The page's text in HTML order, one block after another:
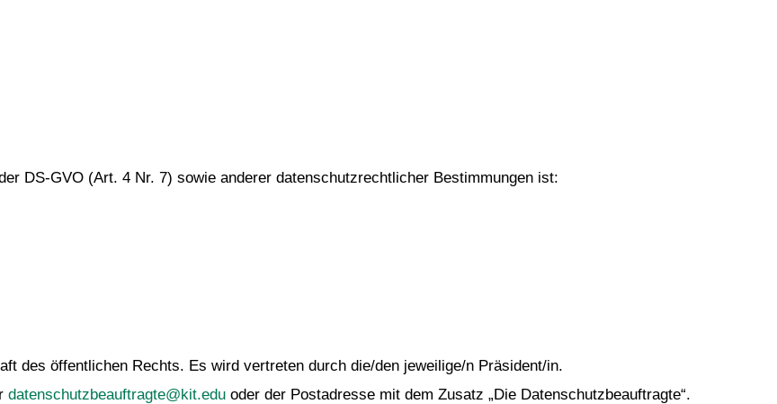
DS-GVO (Art. 4 Nr. 7) sowie anderer datenschutzrechtlicher Bestimmungen ist:
des öffentlichen Rechts. Es wird vertreten durch die/den jeweilige/n Präsident/in.
datenschutzbeauftragte@kit.eduoder der Postadresse mit dem Zusatz „Die Datenschutzbeauftragte“.